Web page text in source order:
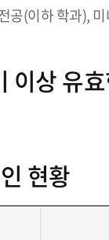
(이하 학과),
이상 유
현황